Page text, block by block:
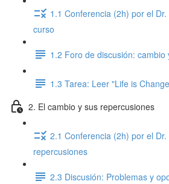
1.1 Conferencia (2h) por el
curso
1.2 Foro de discusión: cambio
1.3 Tarea: Leer "Life is
2. El cambio y sus repercusiones
2.1 Conferencia (2h) por el
repercusiones
2.3 Discusión: Problemas y